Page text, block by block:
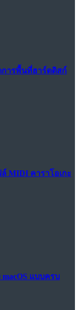
การพื้นที่ฮาร์ดดิสก์
MIDI คาราโอเกะ
แบบครบ